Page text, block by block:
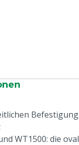
WT1500: die